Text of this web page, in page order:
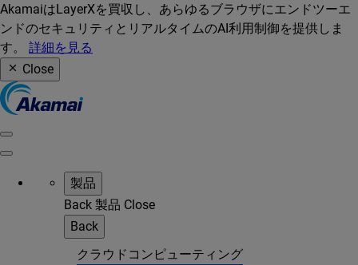
AkamaiはLayerXを買収し、あらゆるブラウザにエンドツーエ
ンドのセキュリティとリアルタイムのAI利用制御を提供しま
す。 詳細を見る
Close
製品
Back 製品 Close
Back
クラウドコンピューティング